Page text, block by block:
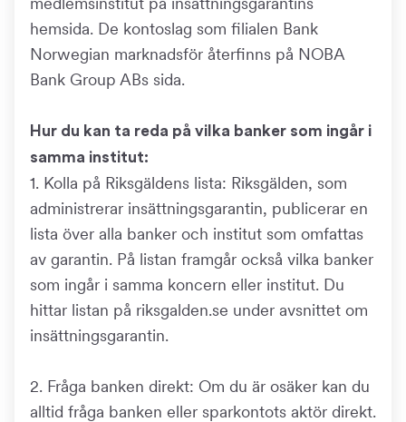
hemsida. De kontoslag som filialen Bank
Norwegian marknadsför återfinns på NOBA
Bank Group ABs sida.
Hur du kan ta reda på vilka banker som ingår i
samma institut:
1. Kolla på Riksgäldens lista: Riksgälden, som
administrerar insättningsgarantin, publicerar en
lista över alla banker och institut som omfattas
av garantin. På listan framgår också vilka banker
som ingår i samma koncern eller institut. Du
hittar listan på riksgalden.se under avsnittet om
insättningsgarantin.
2. Fråga banken direkt: Om du är osäker kan du
alltid fråga banken eller sparkontots aktör direkt.